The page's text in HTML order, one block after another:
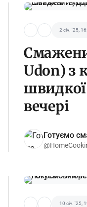
2 січ. '25,
Udon) з
швидкої
вечері
Готуємо
10 січ. '25,